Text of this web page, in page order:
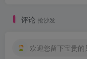
评论 抢沙发
欢迎您留下宝贵的